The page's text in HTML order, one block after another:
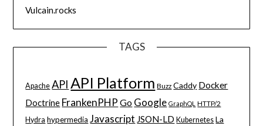
Vulcain.rocks
TAGS
Apache API API Platform Buzz Caddy Docker
Doctrine FrankenPHP Go Google GraphQL HTTP/2
Hydra hypermedia Javascript JSON-LD Kubernetes La